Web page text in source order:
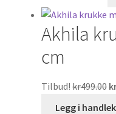
Akhila
cm
Tilbud! kr499.00
Legg i